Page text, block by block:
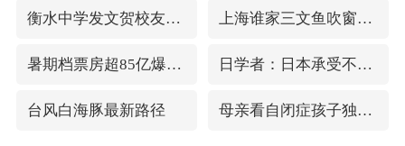
衡水中学发文贺校友任央视主持人 上海谁家三文鱼吹窗户上了
暑期档票房超85亿爆燃千亿级市场 日学者：日本承受不起对华战争代价
台风白海豚最新路径 母亲看自闭症孩子独自玩耍情绪失控